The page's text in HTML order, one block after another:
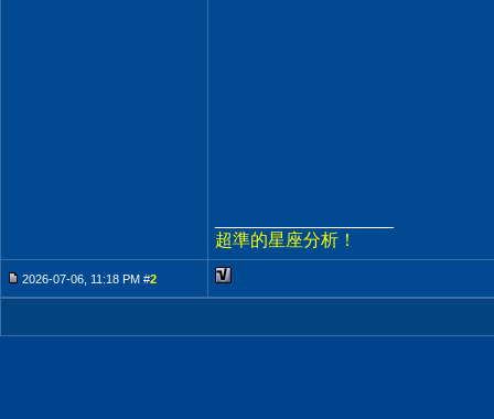
超準的星座分析！
2026-07-06, 11:18 PM #2